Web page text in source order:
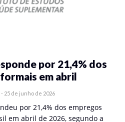
por 21,4% dos
em abril
- 25 de junho de 2026
por 21,4% dos empregos
em abril de 2026, segundo a